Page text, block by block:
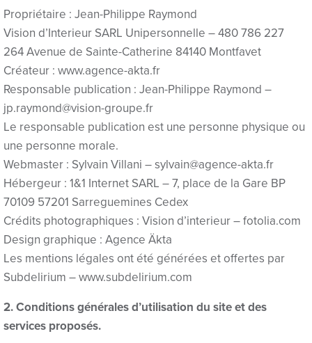
Panel
escort bayan
Panel
panel
satın al
Panel
oku
Propriétaire : Jean-Philippe Raymond
Vision d’Interieur SARL Unipersonnelle – 480 786 227
264 Avenue de Sainte-Catherine 84140 Montfavet
Créateur : www.agence-akta.fr
Responsable publication : Jean-Philippe Raymond –
jp.raymond@vision-groupe.fr
Le responsable publication est une personne physique ou
une personne morale.
Webmaster : Sylvain Villani – sylvain@agence-akta.fr
Hébergeur : 1&1 Internet SARL – 7, place de la Gare BP
70109 57201 Sarreguemines Cedex
Crédits photographiques : Vision d’interieur – fotolia.com
Design graphique : Agence Äkta
Les mentions légales ont été générées et offertes par
Subdelirium – www.subdelirium.com
2. Conditions générales d’utilisation du site et des
services proposés.